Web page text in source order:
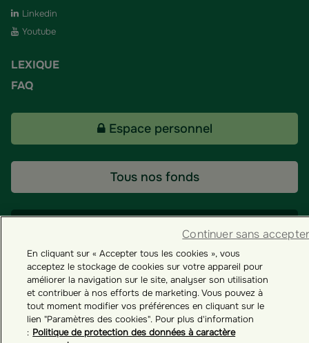
Linkedin
Youtube
LEXIQUE
FAQ
Espace personnel
Tous nos fonds
Groupama ES
Paramètres des cookies
En cliquant sur « Accepter tous les cookies », vous
acceptez le stockage de cookies sur votre appareil pour
améliorer la navigation sur le site, analyser son utilisation
et contribuer à nos efforts de marketing. Vous pouvez à
tout moment modifier vos préférences en cliquant sur le
lien "Paramètres des cookies". Pour plus d'information
: Politique de protection des données à caractère
Continuer sans accepter